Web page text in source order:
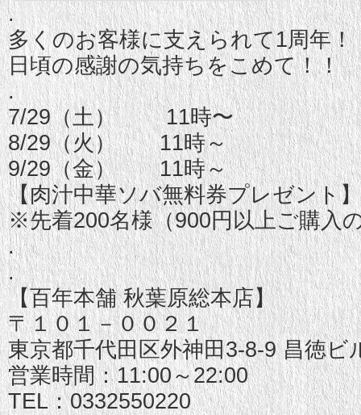
.
多くのお客様に支えられて1周年！
日頃の感謝の気持ちをこめて！！
.
7/29（土） 11時〜
8/29（火） 11時～
9/29（金） 11時～
【肉汁中華ソバ無料券プレゼント】
※先着200名様（900円以上ご購入
.
.
【百年本舗 秋葉原総本店】
〒１０１－００２１
東京都千代田区外神田3-8-9 昌徳ビ
営業時間：11:00～22:00
TEL：0332550220